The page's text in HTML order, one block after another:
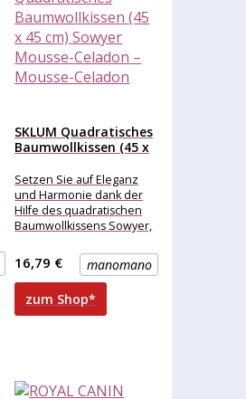
SKLUM Quadratisches
Baumwollkissen (45 x
Setzen Sie auf Eleganz
und Harmonie dank der
Hilfe des quadratischen
Baumwollkissens Sowyer,
wird. Dieses raffinierte
manomano
16,79 €
zum Shop*